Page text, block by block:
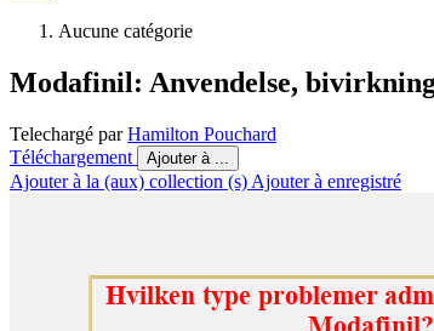
Aucune catégorie
Modafinil: Anvendelse,
Telechargé parHamilton Pouchard
Téléchargement
Ajouter à ...
Ajouter à la (aux) collection (s) Ajouter à enregistré
Hvilken type problemer